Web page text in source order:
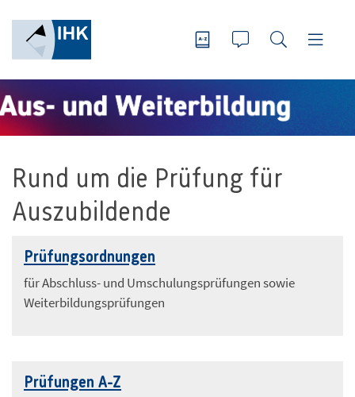
Rund um die Prüfung für
Auszubildende
Prüfungsordnungen
für Abschluss- und Umschulungsprüfungen sowie
Weiterbildungsprüfungen
Prüfungen A-Z